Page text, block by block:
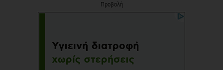
Προβολή